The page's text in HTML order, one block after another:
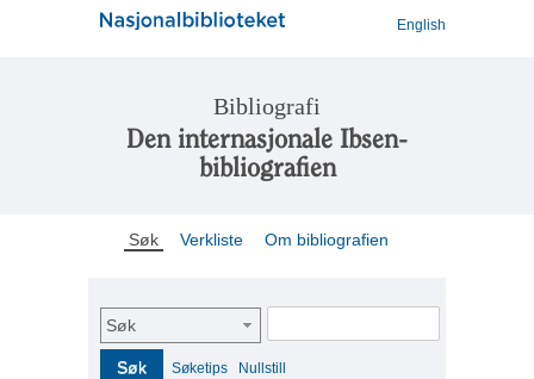
English
Bibliografi
Den internasjonale Ibsen-
bibliografien
Søk Verkliste Om bibliografien
Søk
Søk Søketips Nullstill